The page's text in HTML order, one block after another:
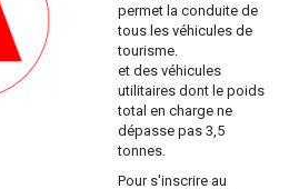
permet la conduite de
tous les véhicules de
tourisme.
et des véhicules
utilitaires dont le poids
total en charge ne
dépasse pas 3,5
tonnes.
Pour s'inscrire au